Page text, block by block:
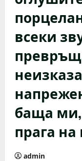
всеки
баща
прага
admin